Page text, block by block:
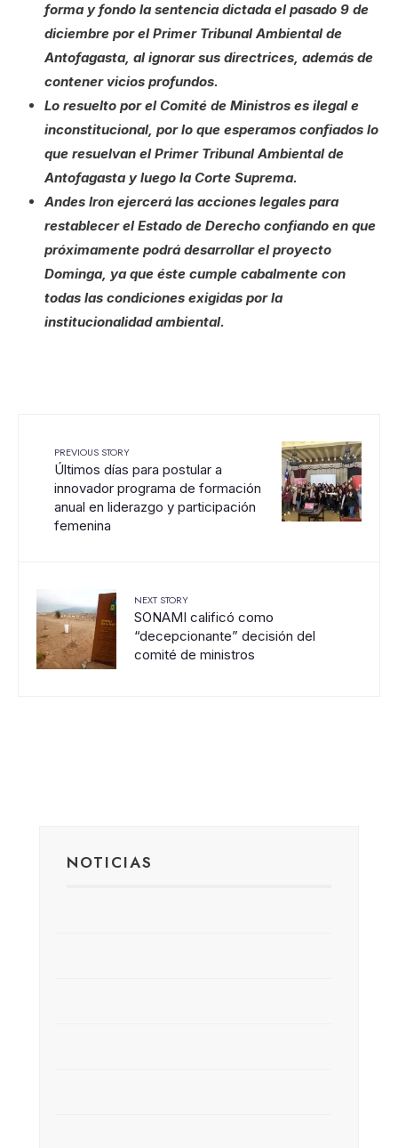
forma y fondo la sentencia dictada el pasado 9 de
diciembre por el Primer Tribunal Ambiental de
Antofagasta, al ignorar sus directrices, además de
contener vicios profundos.
Lo resuelto por el Comité de Ministros es ilegal e
inconstitucional, por lo que esperamos confiados lo
que resuelvan el Primer Tribunal Ambiental de
Antofagasta y luego la Corte Suprema.
Andes Iron ejercerá las acciones legales para
restablecer el Estado de Derecho confiando en que
próximamente podrá desarrollar el proyecto
Dominga, ya que éste cumple cabalmente con
todas las condiciones exigidas por la
institucionalidad ambiental.
PREVIOUS STORY
Últimos días para postular a
innovador programa de formación
anual en liderazgo y participación
femenina
NEXT STORY
SONAMI calificó como
“decepcionante” decisión del
comité de ministros
NOTICIAS